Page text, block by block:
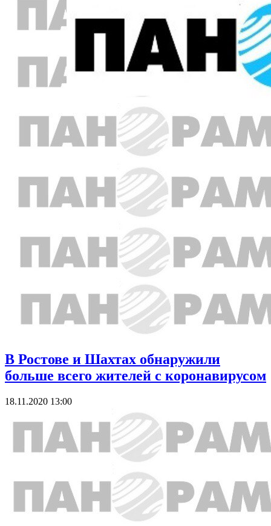
В Ростове и Шахтах обнаружили
больше всего жителей с коронавирусом
18.11.2020 13:00